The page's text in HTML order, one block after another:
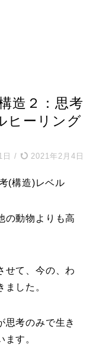
造２：思考
ヒーリング
/ 2021年2月4日
(構造)レベル
の動物よりも高
せて、今の、わ
した。
思考のみで生き
す。